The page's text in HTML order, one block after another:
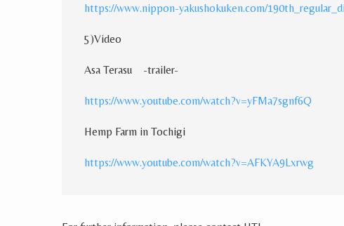
https://www.nippon-yakushokuken.com/
5)Video
Asa Terasu -trailer-
https://www.youtube.com/watch?v=yFMa7sgnf6Q
Hemp Farm in Tochigi
https://www.youtube.com/watch?v=AFKYA9Lxrwg